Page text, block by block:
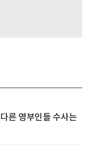
른 영부인들 수사는